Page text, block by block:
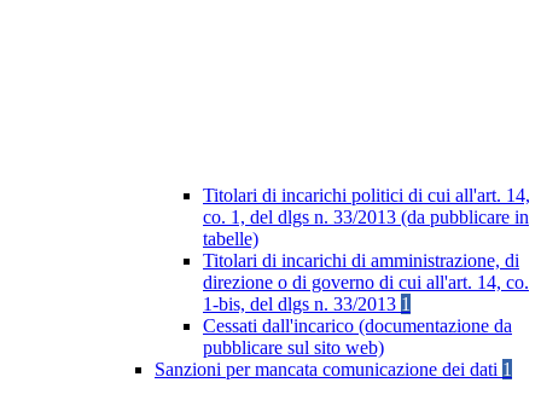
Titolari di incarichi politici di cui all'art. 14,
co. 1, del dlgs n. 33/2013 (da pubblicare in
tabelle)
Titolari di incarichi di amministrazione, di
direzione o di governo di cui all'art. 14, co.
1-bis, del dlgs n. 33/2013 1
Cessati dall'incarico (documentazione da
pubblicare sul sito web)
Sanzioni per mancata comunicazione dei dati 1